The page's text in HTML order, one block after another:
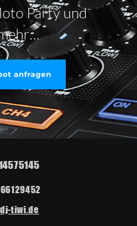
Party und
tiwi.de